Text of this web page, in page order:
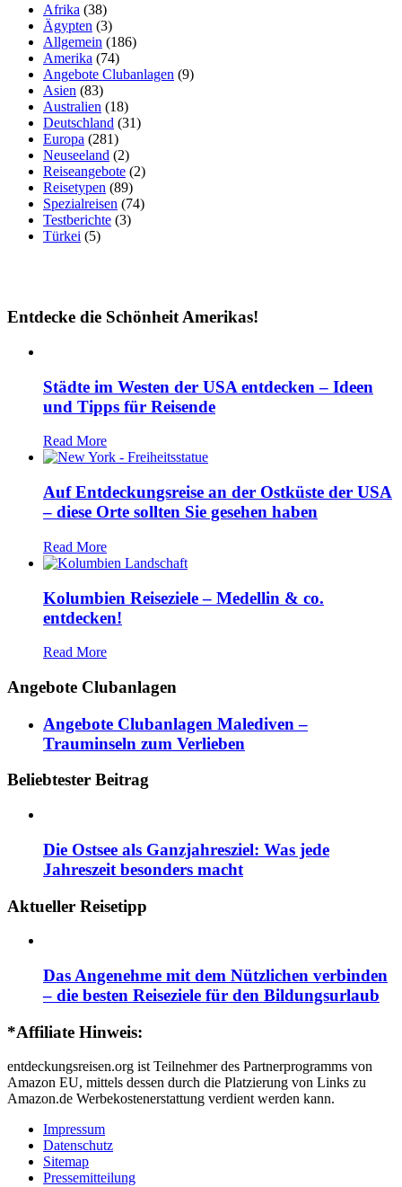
Afrika (38)
Ägypten (3)
Allgemein (186)
Amerika (74)
Angebote Clubanlagen (9)
Asien (83)
Australien (18)
Deutschland (31)
Europa (281)
Neuseeland (2)
Reiseangebote (2)
Reisetypen (89)
Spezialreisen (74)
Testberichte (3)
Türkei (5)
Entdecke die Schönheit Amerikas!
Städte im Westen der USA entdecken – Ideen
und Tipps für Reisende
Read More
Auf Entdeckungsreise an der Ostküste der USA
– diese Orte sollten Sie gesehen haben
Read More
Kolumbien Reiseziele – Medellin & co.
entdecken!
Read More
Angebote Clubanlagen
Angebote Clubanlagen Malediven –
Trauminseln zum Verlieben
Beliebtester Beitrag
Die Ostsee als Ganzjahresziel: Was jede
Jahreszeit besonders macht
Aktueller Reisetipp
Das Angenehme mit dem Nützlichen verbinden
– die besten Reiseziele für den Bildungsurlaub
*Affiliate Hinweis:
entdeckungsreisen.org ist Teilnehmer des Partnerprogramms von
Amazon EU, mittels dessen durch die Platzierung von Links zu
Amazon.de Werbekostenerstattung verdient werden kann.
Impressum
Datenschutz
Sitemap
Pressemitteilung